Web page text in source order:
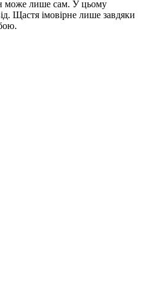
може лише сам. У цьому
Щастя імовірне лише завдяки